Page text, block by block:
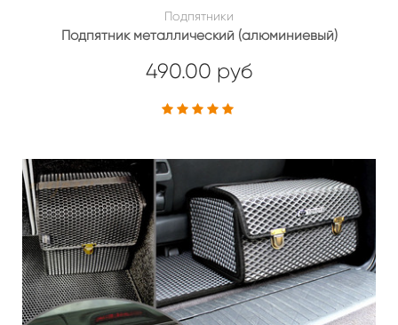
Подпятники
Подпятник металлический (алюминиевый)
490.00 руб